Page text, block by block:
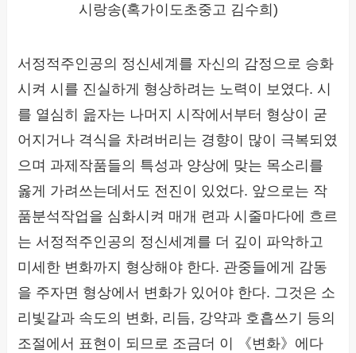
시랑송(혹가이도초중고 김수희)
서정적주인공의 정신세계를 자신의 감정으로 승화
시켜 시를 진실하게 형상하려는 노력이 보였다. 시
를 열심히 읊자는 나머지 시작에서부터 형상이 굳
어지거나 격식을 차려버리는 경향이 많이 극복되였
으며 과제작품들의 특성과 양상에 맞는 목소리를
옳게 가려쓰는데서도 전진이 있었다. 앞으로는 작
품분석작업을 심화시켜 매개 련과 시줄마다에 흐르
는 서정적주인공의 정신세계를 더 깊이 파악하고
미세한 변화까지 형상해야 한다. 관중들에게 감동
을 주자면 형상에서 변화가 있어야 한다. 그것은 소
리빛갈과 속도의 변화, 리듬, 강약과 호흡쓰기 등의
조절에서 표현이 되므로 조금더 이 《변화》에다